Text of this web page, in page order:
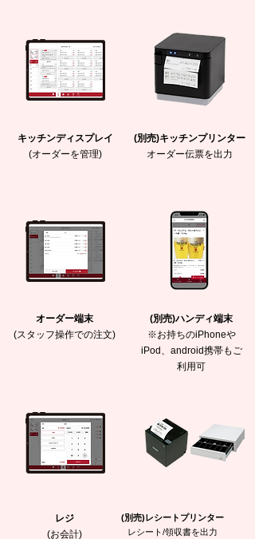
キッチンディスプレイ
(オーダーを管理)
(別売)キッチンプリンター
オーダー伝票を出力
オーダー端末
(スタッフ操作での注文)
(別売)ハンディ端末
※お持ちのiPhoneや
iPod、android携帯もご
利用可
レジ
(お会計)
(別売)レシートプリンター
レシート/領収書を出力